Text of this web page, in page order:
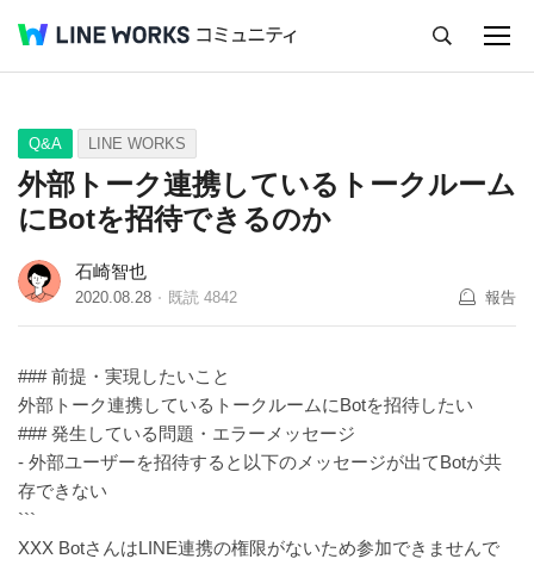
Q&A Tips Ideas
Q&A LINE WORKS
外部トーク連携しているトークルーム
にBotを招待できるのか
石崎智也
2020.08.28 既読 4842 報告
### 前提・実現したいこと
外部トーク連携しているトークルームにBotを招待したい
### 発生している問題・エラーメッセージ
- 外部ユーザーを招待すると以下のメッセージが出てBotが共
存できない
```
XXX BotさんはLINE連携の権限がないため参加できませんで